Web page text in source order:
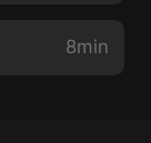
8min